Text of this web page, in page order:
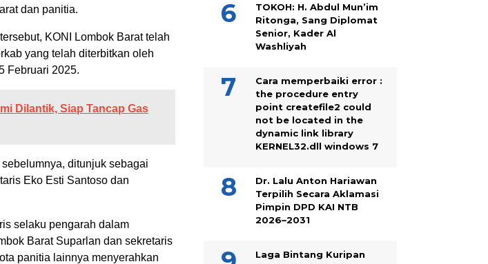
dan panitia.
KONI Lombok Barat telah
yang telah diterbitkan oleh
Februari 2025.
Dilantik, Siap Tancap Gas
ditunjuk sebagai
Eko Esti Santoso dan
selaku pengarah dalam
Barat Suparlan dan sekretaris
panitia lainnya menyerahkan
TOKOH: H. Abdul Mun’im
Ritonga, Sang Diplomat
Senior, Kader Al
Washliyah
Cara memperbaiki error :
the procedure entry
point createfile2 could
not be located in the
dynamic link library
KERNEL32.dll windows 7
Dr. Lalu Anton Hariawan
Terpilih Secara Aklamasi
Pimpin DPD KAI NTB
2026–2031
Laga Bintang Kuripan